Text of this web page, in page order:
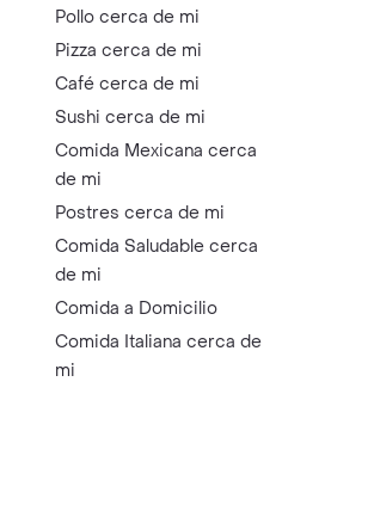
Pollo cerca de mi
Pizza cerca de mi
Café cerca de mi
Sushi cerca de mi
Comida Mexicana cerca
de mi
Postres cerca de mi
Comida Saludable cerca
de mi
Comida a Domicilio
Comida Italiana cerca de
mi